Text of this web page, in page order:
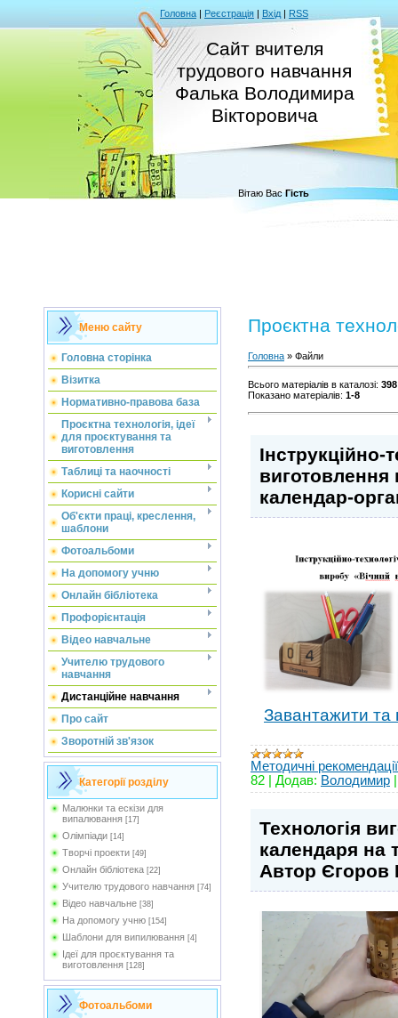
Головна | Реєстрація | Вхід | RSS
Сайт вчителя
трудового навчання
Фалька Володимира
Вікторовича
Вітаю Вас Гість
Меню сайту
Головна сторінка
Візитка
Нормативно-правова база
Проєктна технологія, ідеї
для проєктування та
виготовлення
Таблиці та наочності
Корисні сайти
Об'єкти праці, креслення,
шаблони
Фотоальбоми
На допомогу учню
Онлайн бібліотека
Профорієнтація
Відео навчальне
Учителю трудового
навчання
Дистанційне навчання
Про сайт
Зворотній зв'язок
Категорії розділу
Малюнки та ескізи для
випалювання [17]
Олімпіади [14]
Творчі проекти [49]
Онлайн бібліотека [22]
Учителю трудового навчання [74]
Відео навчальне [38]
На допомогу учню [154]
Шаблони для випилювання [4]
Ідеї для проєктування та
виготовлення [128]
Фотоальбоми
Проєктна
Головна » Файли
Всього матеріалів в каталозі: 398
Показано матеріалів: 1-8
Інструкційно-
виготовлення
календар-
Завантажити та
Методичні рекомендації
82 | Додав: Володимир
Технологія
календаря на
Автор Єгоров